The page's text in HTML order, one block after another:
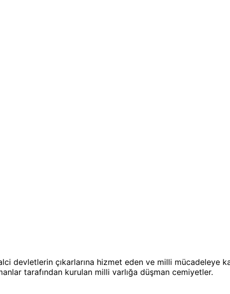
devletlerin çıkarlarına hizmet eden ve milli mücadeleye
tarafından kurulan milli varlığa düşman cemiyetler.